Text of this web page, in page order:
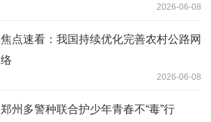
2026-06-08
焦点速看：我国持续优化完善农村公路网
络
2026-06-08
郑州多警种联合护少年青春不“毒”行